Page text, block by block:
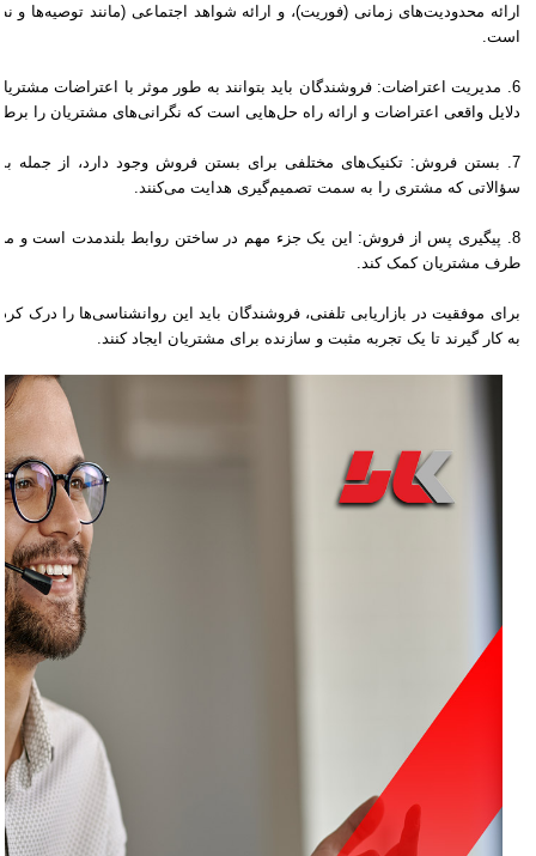
ارائه محدودیت‌های زمانی (فوریت)، و ارائه شواهد اجتماعی (مانند توصیه‌ها
است.
6. مدیریت اعتراضات: فروشندگان باید بتوانند به طور موثر با اعتراضات
دلایل واقعی اعتراضات و ارائه راه حل‌هایی است که نگرانی‌های مشتریان را
7. بستن فروش: تکنیک‌های مختلفی برای بستن فروش وجود دارد، از جمله
سؤالاتی که مشتری را به سمت تصمیم‌گیری هدایت می‌کنند.
8. پیگیری پس از فروش: این یک جزء مهم در ساختن روابط بلندمدت است و
طرف مشتریان کمک کند.
برای موفقیت در بازاریابی تلفنی، فروشندگان باید این روانشناسی‌ها را درک
به کار گیرند تا یک تجربه مثبت و سازنده برای مشتریان ایجاد کنند.